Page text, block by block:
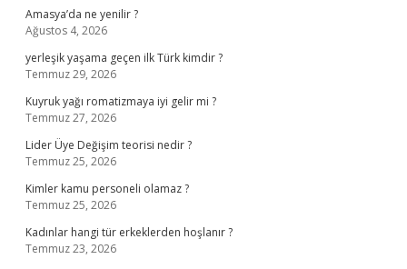
Amasya’da ne yenilir ?
Ağustos 4, 2026
yerleşik yaşama geçen ilk Türk kimdir ?
Temmuz 29, 2026
Kuyruk yağı romatizmaya iyi gelir mi ?
Temmuz 27, 2026
Lider Üye Değişim teorisi nedir ?
Temmuz 25, 2026
Kimler kamu personeli olamaz ?
Temmuz 25, 2026
Kadınlar hangi tür erkeklerden hoşlanır ?
Temmuz 23, 2026